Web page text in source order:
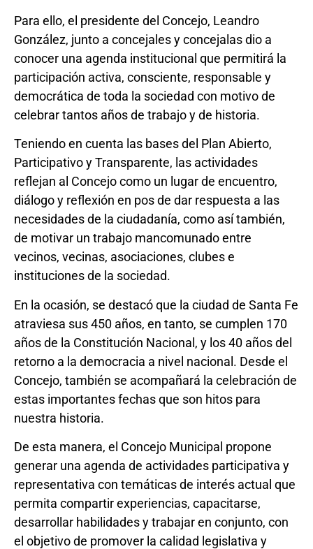
Para ello, el presidente del Concejo, Leandro
González, junto a concejales y concejalas dio a
conocer una agenda institucional que permitirá la
participación activa, consciente, responsable y
democrática de toda la sociedad con motivo de
celebrar tantos años de trabajo y de historia.
Teniendo en cuenta las bases del Plan Abierto,
Participativo y Transparente, las actividades
reflejan al Concejo como un lugar de encuentro,
diálogo y reflexión en pos de dar respuesta a las
necesidades de la ciudadanía, como así también,
de motivar un trabajo mancomunado entre
vecinos, vecinas, asociaciones, clubes e
instituciones de la sociedad.
En la ocasión, se destacó que la ciudad de Santa Fe
atraviesa sus 450 años, en tanto, se cumplen 170
años de la Constitución Nacional, y los 40 años del
retorno a la democracia a nivel nacional. Desde el
Concejo, también se acompañará la celebración de
estas importantes fechas que son hitos para
nuestra historia.
De esta manera, el Concejo Municipal propone
generar una agenda de actividades participativa y
representativa con temáticas de interés actual que
permita compartir experiencias, capacitarse,
desarrollar habilidades y trabajar en conjunto, con
el objetivo de promover la calidad legislativa y